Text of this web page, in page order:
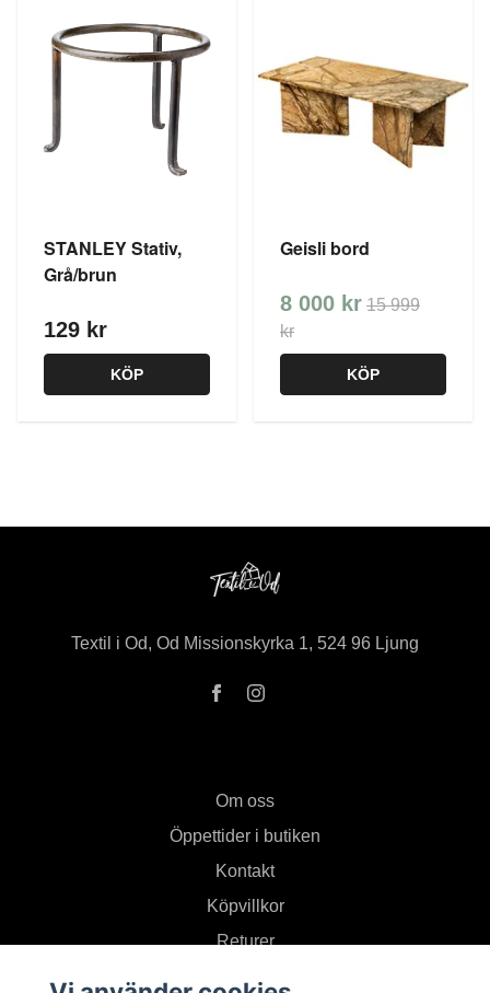
STANLEY Stativ,
Grå/brun
129 kr
KÖP
Geisli bord
8 000 kr 15 999
kr
KÖP
Textil i Od, Od Missionskyrka 1, 524 96 Ljung
Om oss
Öppettider i butiken
Kontakt
Köpvillkor
Returer